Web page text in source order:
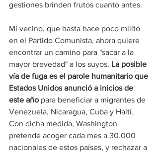
gestiones brinden frutos cuanto antes.
Mi vecino, que hasta hace poco militó
en el Partido Comunista, ahora quiere
encontrar un camino para "sacar a la
mayor brevedad" a los suyos. La posible
vía de fuga es el parole humanitario que
Estados Unidos anunció a inicios de
este año para beneficiar a migrantes de
Venezuela, Nicaragua, Cuba y Haití.
Con dicha medida, Washington
pretende acoger cada mes a 30.000
nacionales de estos países, y rechazar a